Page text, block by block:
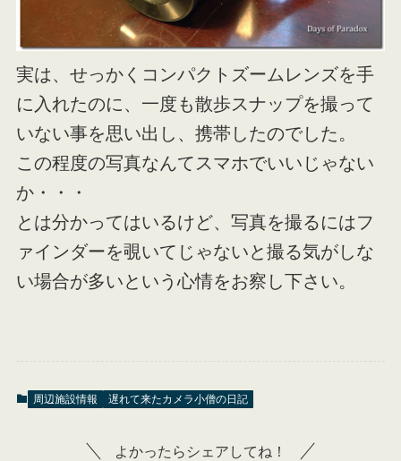
実は、せっかくコンパクトズームレンズを手
に入れたのに、一度も散歩スナップを撮って
いない事を思い出し、携帯したのでした。
この程度の写真なんてスマホでいいじゃない
か・・・
とは分かってはいるけど、写真を撮るにはフ
ァインダーを覗いてじゃないと撮る気がしな
い場合が多いという心情をお察し下さい。
周辺施設情報 遅れて来たカメラ小僧の日記
よかったらシェアしてね！